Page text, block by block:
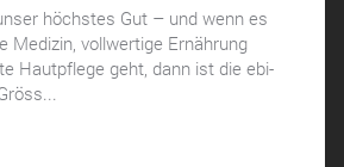
höchstes Gut – und wenn es
Medizin, vollwertige Ernährung
Hautpflege geht, dann ist die ebi-